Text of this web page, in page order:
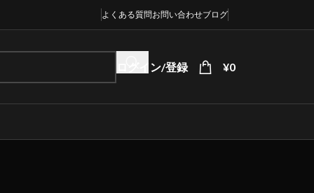
よくある質問お問い合わせブログ
ログイン/登録 ¥0